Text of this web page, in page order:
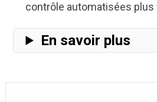
contrôle automatisées plus
En savoir plus